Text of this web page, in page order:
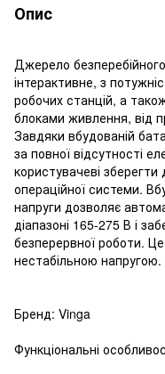
Опис
Джерело
інтерактивне, з
робочих станцій, а
блоками живлення, від
Завдяки вбудованій
за повної відсутності
користувачеві
операційної системи.
напруги дозволяє
діапазоні 165-275 В і
безперервної роботи.
нестабільною напругою.
Бренд: Vinga
Функціональні